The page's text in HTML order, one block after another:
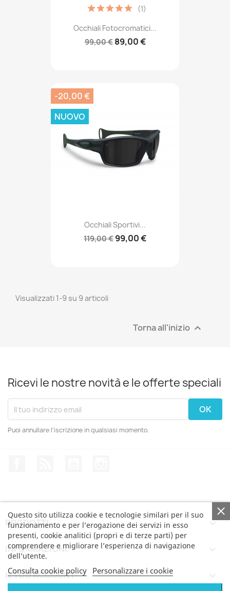
Occhiali Fotocromatici...
99,00 € 89,00 €
(1)
Occhiali Sportivi...
119,00 € 99,00 €
-20,00 €
NUOVO
Visualizzati 1-9 su 9 articoli
Torna all'inizio 
Ricevi le nostre novità e le offerte speciali
Puoi annullare l'iscrizione in qualsiasi momento.
Questo sito utilizza cookie e tecnologie similari per il suo
funzionamento e per l’erogazione dei servizi in esso
presenti, cookie analitici (propri e di terze parti) per
comprendere e migliorare l’esperienza di navigazione
dell’utente.
Consulta cookie policy Personalizzare i cookie
PRODOTTI 
INFORMAZIONI
IL TUO ACCOUNT